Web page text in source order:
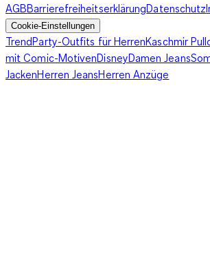
AGBBarrierefreiheitserklärungDatenschutz
Cookie-Einstellungen
TrendParty-Outfits für HerrenKaschmir
mit Comic-MotivenDisneyDamen Jeans
JackenHerren JeansHerren Anzüge